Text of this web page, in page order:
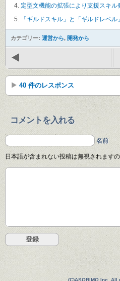
定型文機能の拡張により支援スキル
「ギルドスキル」と「ギルドレベル
カテゴリー: 運営から, 開発から
40 件のレスポンス
コメントを入れる
名前
日本語が含まれない投稿は無視されます
(C)ASOBIMO,Inc.